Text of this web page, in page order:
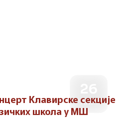
АПР
Клавирске секције
школа у МШ